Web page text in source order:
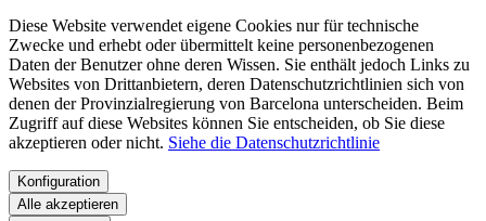
Diese Website verwendet eigene Cookies nur für technische
Zwecke und erhebt oder übermittelt keine personenbezogenen
Daten der Benutzer ohne deren Wissen. Sie enthält jedoch Links zu
Websites von Drittanbietern, deren Datenschutzrichtlinien sich von
denen der Provinzialregierung von Barcelona unterscheiden. Beim
Zugriff auf diese Websites können Sie entscheiden, ob Sie diese
akzeptieren oder nicht. Siehe die Datenschutzrichtlinie
Konfiguration
Alle akzeptieren